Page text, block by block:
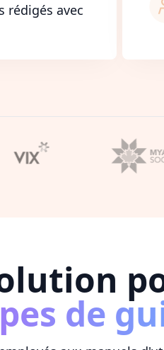
rédigés avec
de